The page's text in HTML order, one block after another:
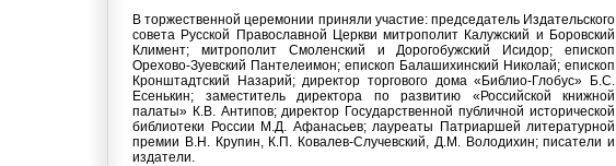
В торжественной церемонии приняли участие: председатель Издательского
совета Русской Православной Церкви митрополит Калужский и Боровский
Климент; митрополит Смоленский и Дорогобужский Исидор; епископ
Орехово-Зуевский Пантелеимон; епископ Балашихинский Николай; епископ
Кронштадтский Назарий; директор торгового дома «Библио-Глобус» Б.С.
Есенькин; заместитель директора по развитию «Российской книжной
палаты» К.В. Антипов; директор Государственной публичной исторической
библиотеки России М.Д. Афанасьев; лауреаты Патриаршей литературной
премии В.Н. Крупин, К.П. Ковалев-Случевский, Д.М. Володихин; писатели и
издатели.